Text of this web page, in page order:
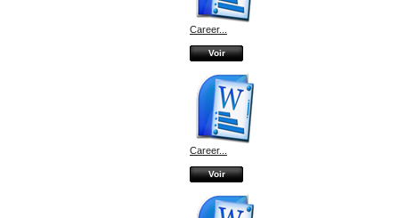
Career...
Voir
Career...
Voir